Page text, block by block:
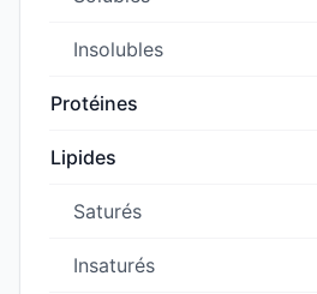
Insolubles
Protéines
Lipides
Saturés
Insaturés